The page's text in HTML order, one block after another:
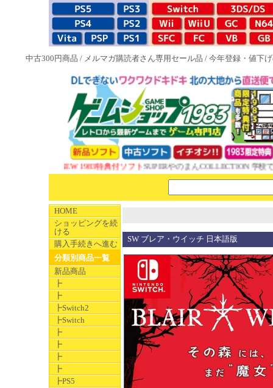
中古300円商品 / メルマガ購読者さん専用セール品 / 今年登録・値下
NEW 1983特典付ソフトSUPERやのまんCOLLECTION 学校であっ
HOME
ショッピングを続
ける
購入手続きへ進む
分類別商品一覧
新品商品
┣
┣
┣Switch2
┣Switch
┣
┣
┣
┣
┣PS5
SW ブレア・ウイッチ 日本語版